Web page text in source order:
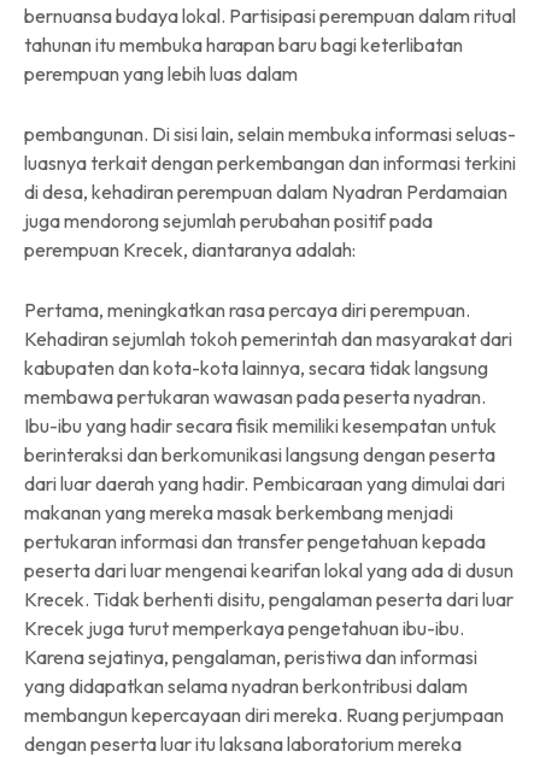
bernuansa budaya lokal. Partisipasi perempuan dalam ritual
tahunan itu membuka harapan baru bagi keterlibatan
perempuan yang lebih luas dalam
pembangunan. Di sisi lain, selain membuka informasi seluas-
luasnya terkait dengan perkembangan dan informasi terkini
di desa, kehadiran perempuan dalam Nyadran Perdamaian
juga mendorong sejumlah perubahan positif pada
perempuan Krecek, diantaranya adalah:
Pertama, meningkatkan rasa percaya diri perempuan.
Kehadiran sejumlah tokoh pemerintah dan masyarakat dari
kabupaten dan kota-kota lainnya, secara tidak langsung
membawa pertukaran wawasan pada peserta nyadran.
Ibu-ibu yang hadir secara fisik memiliki kesempatan untuk
berinteraksi dan berkomunikasi langsung dengan peserta
dari luar daerah yang hadir. Pembicaraan yang dimulai dari
makanan yang mereka masak berkembang menjadi
pertukaran informasi dan transfer pengetahuan kepada
peserta dari luar mengenai kearifan lokal yang ada di dusun
Krecek. Tidak berhenti disitu, pengalaman peserta dari luar
Krecek juga turut memperkaya pengetahuan ibu-ibu.
Karena sejatinya, pengalaman, peristiwa dan informasi
yang didapatkan selama nyadran berkontribusi dalam
membangun kepercayaan diri mereka. Ruang perjumpaan
dengan peserta luar itu laksana laboratorium mereka